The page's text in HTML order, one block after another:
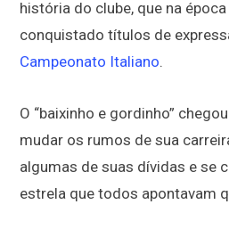
história do clube, que na
conquistado títulos de
Campeonato Italiano.
O “baixinho e gordinho”
mudar os rumos de sua
algumas de suas dívidas e se
estrela que todos apontavam